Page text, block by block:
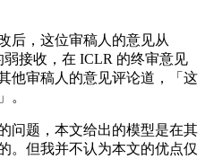
，这位审稿人的意见从
弱接收，在 ICLR 的终审意见
他审稿人的意见评论道，「这
。
题，本文给出的模型是在其
。但我并不认为本文的优点仅